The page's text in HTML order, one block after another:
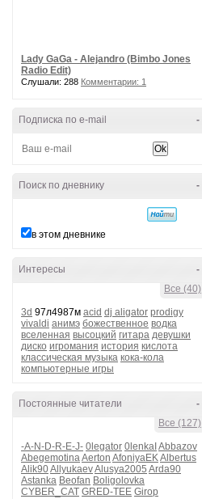
Lady GaGa - Alejandro (Bimbo Jones
Radio Edit)
Слушали: 288 Комментарии: 1
-
Подписка по e-mail
-
Поиск по дневнику
в этом дневнике
-
Интересы
Все (40)
3d 97л4987м acid dj aligator prodigy
vivaldi анимэ божественное водка
вселенная высоцкий гитара девушки
диско игромания история кислота
классическая музыка кока-кола
компьютерные игры
-
Постоянные читатели
Все (127)
-A-N-D-R-E-J- 0legator 0lenkaI Abbazov
AbegemotinaAerton AfoniyaEKAlbertus
Alik90AllyukaevAlusya2005 Arda90
Astanka Beofan Boligolovka
CYBER_CAT GRED-TEE Girop